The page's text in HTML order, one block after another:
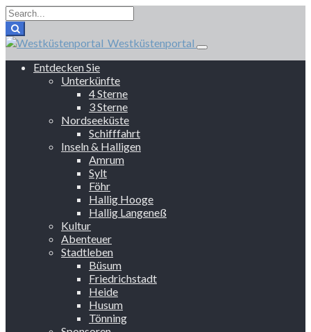
Westküstenportal
Entdecken Sie
Unterkünfte
4 Sterne
3 Sterne
Nordseeküste
Schifffahrt
Inseln & Halligen
Amrum
Sylt
Föhr
Hallig Hooge
Hallig Langeneß
Kultur
Abenteuer
Stadtleben
Büsum
Friedrichstadt
Heide
Husum
Tönning